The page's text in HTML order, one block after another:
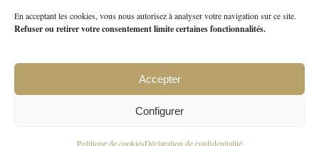
En acceptant les cookies, vous nous autorisez à analyser votre navigation sur ce site.
Refuser ou retirer votre consentement limite certaines fonctionnalités.
Accepter
Configurer
Politique de cookiesDéclaration de confidentialité
Petit Bivouac
évaluation du produit 4.89 / 5 2740 avis
L’ensemble des photographies et créations graphiques présentées sur ce site et sur nos
utilisation ou diffusion, même partielle, est strictement interdite. Tous les visuels sont